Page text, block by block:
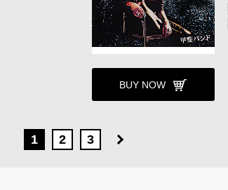
BUY NOW
1 2 3